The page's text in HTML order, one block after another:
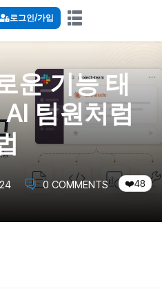
로그인/가입
운 기능 태
팀원처럼
0 COMMENTS 48